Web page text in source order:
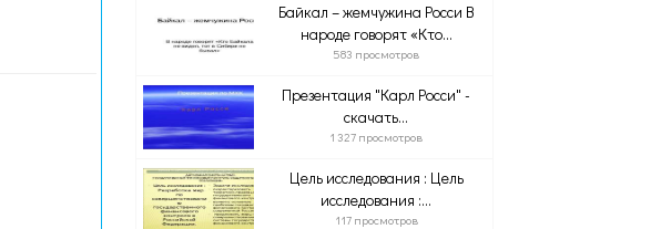
Байкал – жемчужина Росси В
народе говорят «Кто...
583 просмотров
Презентация "Карл Росси" -
скачать...
1 327 просмотров
Цель исследования : Цель
исследования :...
117 просмотров